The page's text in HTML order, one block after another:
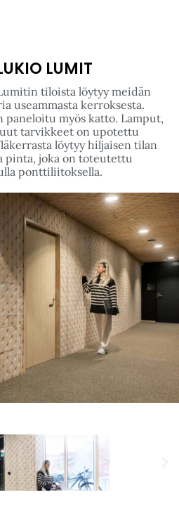
LUMIT
tiloista löytyy meidän
useammasta kerroksesta.
paneloitu myös katto. Lamput,
tarvikkeet on upotettu
löytyy hiljaisen tilan
pinta, joka on toteutettu
ponttiliitoksella.